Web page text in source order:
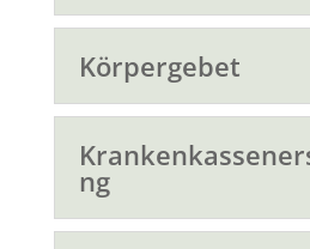
Körpergebet
ng